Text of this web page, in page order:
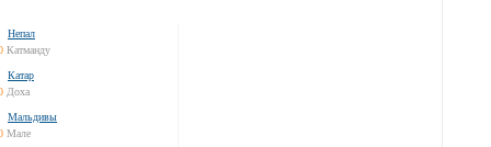
Непал
Катманду
Катар
Доха
Мальдивы
Мале